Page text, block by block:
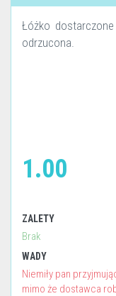
Łóżko
odrzucona.
1.00
ZALETY
Brak
WADY
Niemiły pan
mimo że dostawca